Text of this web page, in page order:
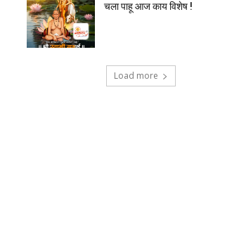
चला पाहू आज काय विशेष !
Load more